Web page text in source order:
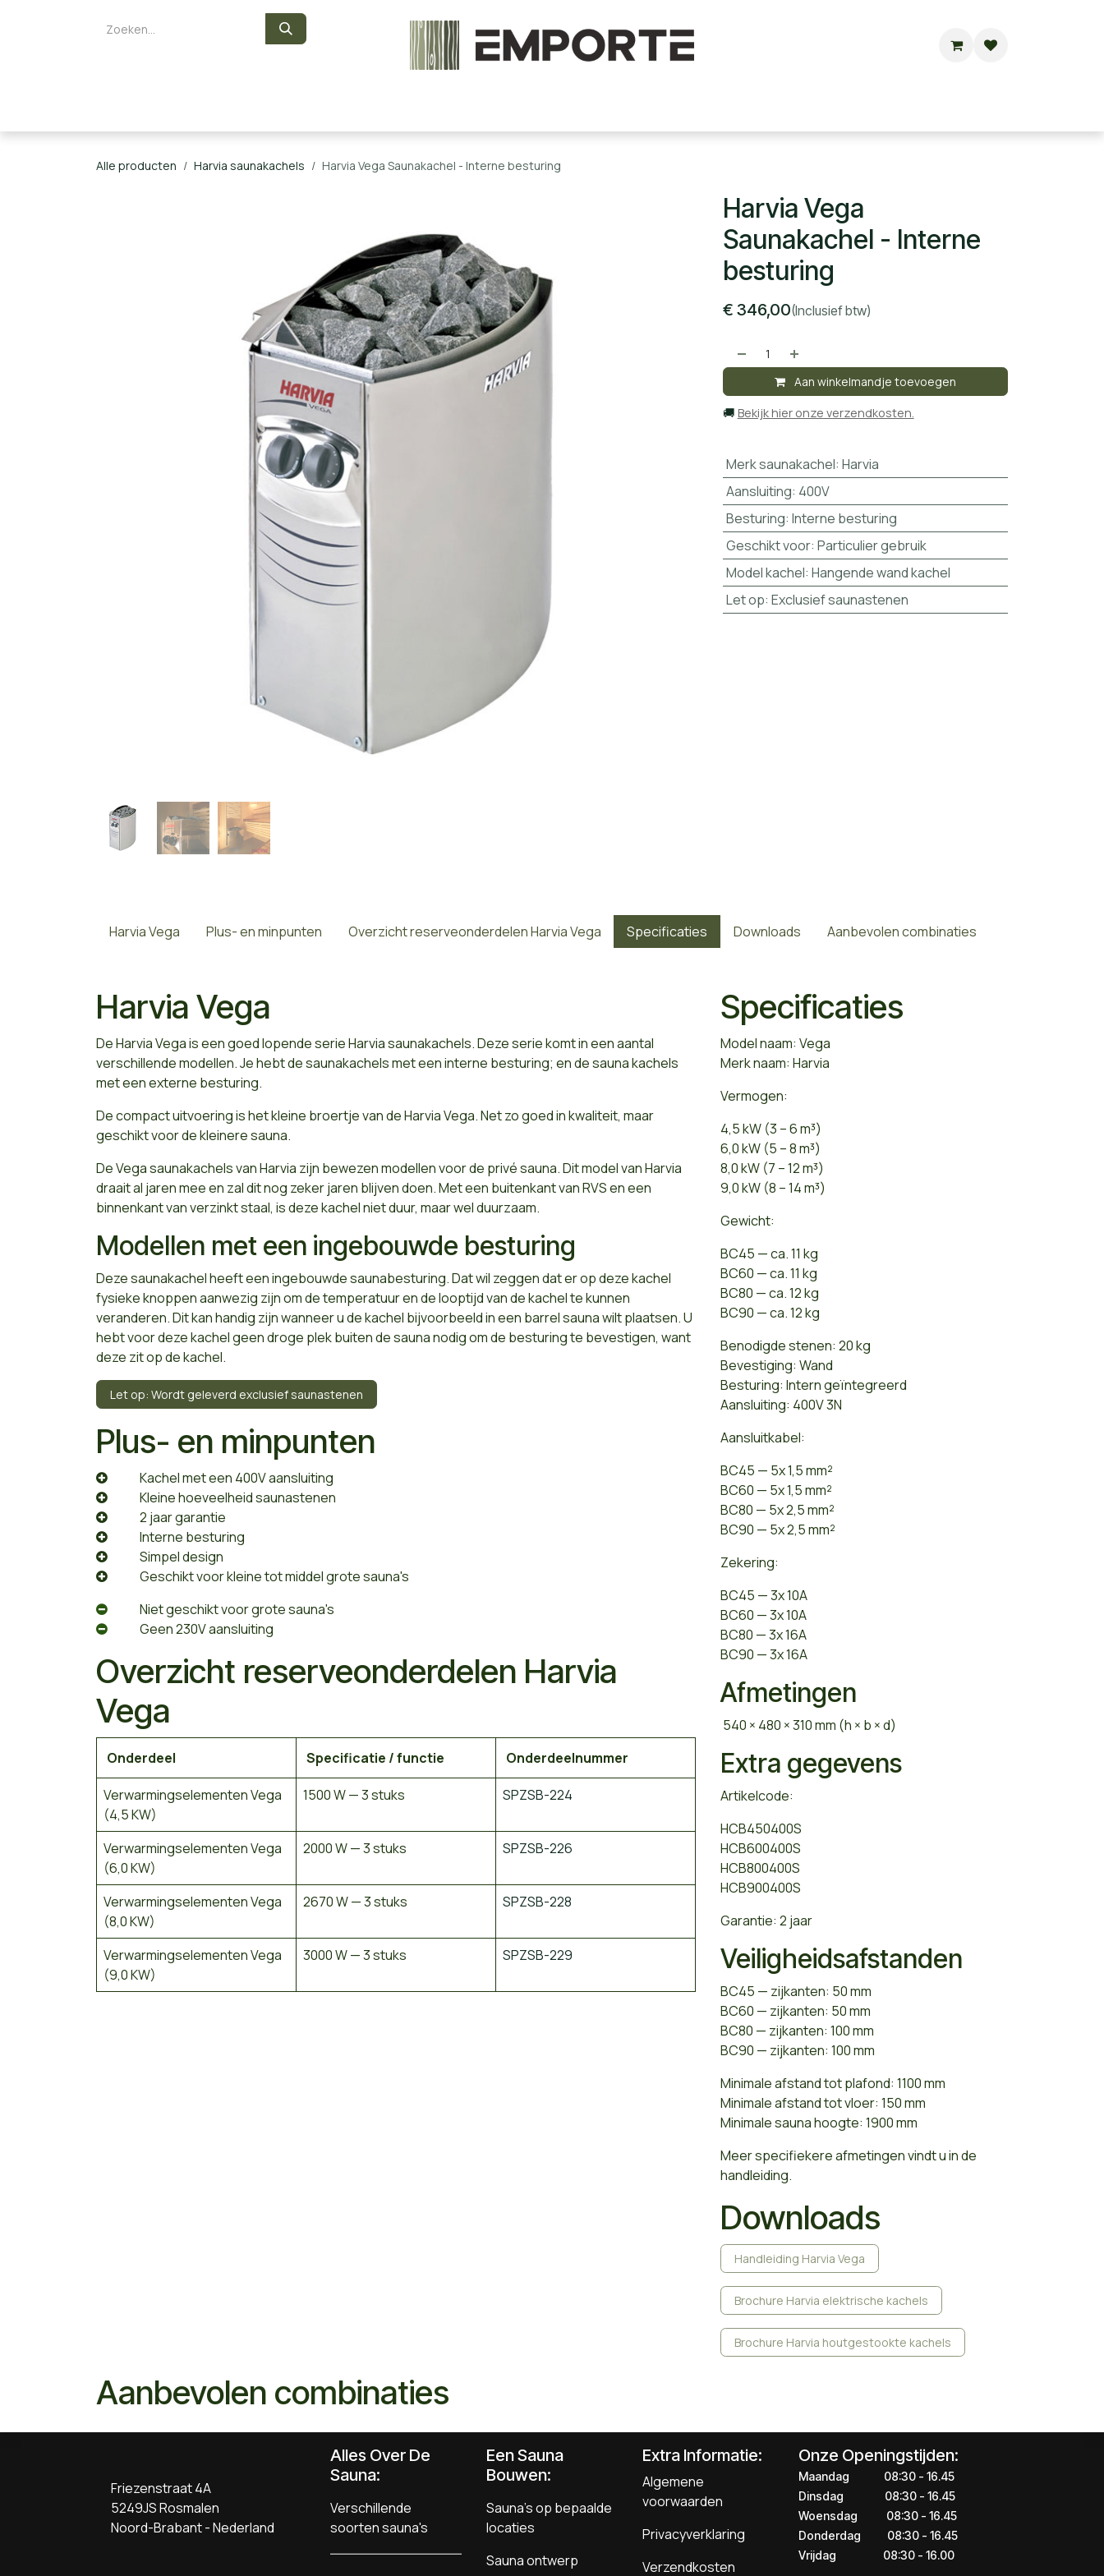
Alle producten Harvia saunakachels Harvia Vega Saunakachel - Interne besturing
Harvia Vega
Saunakachel - Interne
besturing
€ 346,00(Inclusief btw)
Aan winkelmandje toevoegen
🚚 Bekijk hier onze verzendkosten.
Merk saunakachel:Harvia
Aansluiting: 400V
Besturing:Interne besturing
Geschikt voor:Particulier gebruik
Model kachel:Hangende wand kachel
Let op:Exclusief saunastenen
Harvia Vega Plus- en minpunten Overzicht reserveonderdelen Harvia Vega Specificaties Downloads Aanbevolen combinaties
Harvia Vega
De Harvia Vega is een goed lopende serie Harvia saunakachels. Deze serie komt in een aantal
verschillende modellen. Je hebt de saunakachels met een interne besturing; en de sauna kachels
met een externe besturing.
De compact uitvoering is het kleine broertje van de Harvia Vega. Net zo goed in kwaliteit, maar
geschikt voor de kleinere sauna.
De Vega saunakachels van Harvia zijn bewezen modellen voor de privé sauna. Dit model van Harvia
draait al jaren mee en zal dit nog zeker jaren blijven doen. Met een buitenkant van RVS en een
binnenkant van verzinkt staal, is deze kachel niet duur, maar wel duurzaam.
Modellen met een ingebouwde besturing
Deze saunakachel heeft een ingebouwde saunabesturing. Dat wil zeggen dat er op deze kachel
fysieke knoppen aanwezig zijn om de temperatuur en de looptijd van de kachel te kunnen
veranderen. Dit kan handig zijn wanneer u de kachel bijvoorbeeld in een barrel sauna wilt plaatsen. U
hebt voor deze kachel geen droge plek buiten de sauna nodig om de besturing te bevestigen, want
deze zit op de kachel.
Let op: Wordt geleverd exclusief saunastenen
Plus- en minpunten
​Kachel met een 400V aansluiting
​Kleine hoeveelheid saunastenen
​2 jaar garantie
​Interne besturing
​Simpel design
​Geschikt voor kleine tot middel grote sauna's
​Niet geschikt voor grote sauna's
​Geen 230V aansluiting
Overzicht reserveonderdelen Harvia
Vega
Onderdeel Specificatie / functie Onderdeelnummer
Verwarmingselementen Vega
(4,5 KW)
1500 W — 3 stuks SPZSB-224
Verwarmingselementen Vega
(6,0 KW)
2000 W — 3 stuks SPZSB-226
Verwarmingselementen Vega
(8,0 KW)
2670 W — 3 stuks SPZSB-228
Verwarmingselementen Vega
(9,0 KW)
3000 W — 3 stuks SPZSB-229
Specificaties
Model naam: Vega
Merk naam: Harvia
Vermogen:
4,5 kW (3 – 6 m³)
6,0 kW (5 – 8 m³)
8,0 kW (7 – 12 m³)
9,0 kW (8 – 14 m³)
Gewicht:
BC45 — ca. 11 kg
BC60 — ca. 11 kg
BC80 — ca. 12 kg
BC90 — ca. 12 kg
Benodigde stenen: 20 kg
Bevestiging: Wand
Besturing: Intern geïntegreerd
Aansluiting: 400V 3N
Aansluitkabel:
BC45 — 5x 1,5 mm²
BC60 — 5x 1,5 mm²
BC80 — 5x 2,5 mm²
BC90 — 5x 2,5 mm²
Zekering:
BC45 — 3x 10A
BC60 — 3x 10A
BC80 — 3x 16A
BC90 — 3x 16A
Afmetingen
540 × 480 × 310 mm (h × b × d)
Extra gegevens
Artikelcode:
HCB450400S
HCB600400S
HCB800400S
HCB900400S
Garantie: 2 jaar
Veiligheidsafstanden
BC45 — zijkanten: 50 mm
BC60 — zijkanten: 50 mm
BC80 — zijkanten: 100 mm
BC90 — zijkanten: 100 mm
Minimale afstand tot plafond: 1100 mm
Minimale afstand tot vloer: 150 mm
Minimale sauna hoogte: 1900 mm
Meer specifiekere afmetingen vindt u in de
handleiding.
Downloads
Handleiding Harvia Vega
Brochure Harvia elektrische kachels
Brochure Harvia houtgestookte kachels
Aanbevolen combinaties
Friezenstraat 4A
5249JS Rosmalen
Noord-Brabant - Nederland
Alles Over De
Sauna:
Verschillende
soorten sauna's
Een Sauna
Bouwen:
Sauna's op bepaalde
locaties
Sauna ontwerp
Extra Informatie:
Algemene
voorwaarden
Privacyverklaring
Verzendkosten
Onze Openingstijden:
Maandag
​​​08:30 - 16.45​
Dinsdag
​​​​08:30 - 16.45
Woensdag
​08:30 - 16.45
Donderdag
​​​​​08:30 - 16.45
Vrijdag
​​​​​08:30 - 16.00